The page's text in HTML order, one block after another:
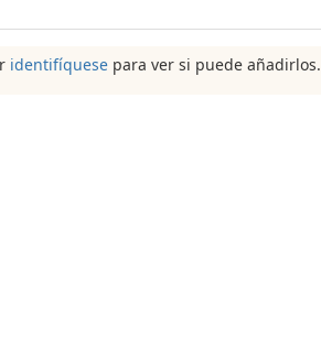
identifíquese para ver si puede añadirlos.